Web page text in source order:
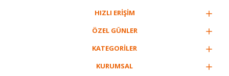
HIZLI ERİŞİM
ÖZEL GÜNLER
KATEGORİLER
KURUMSAL